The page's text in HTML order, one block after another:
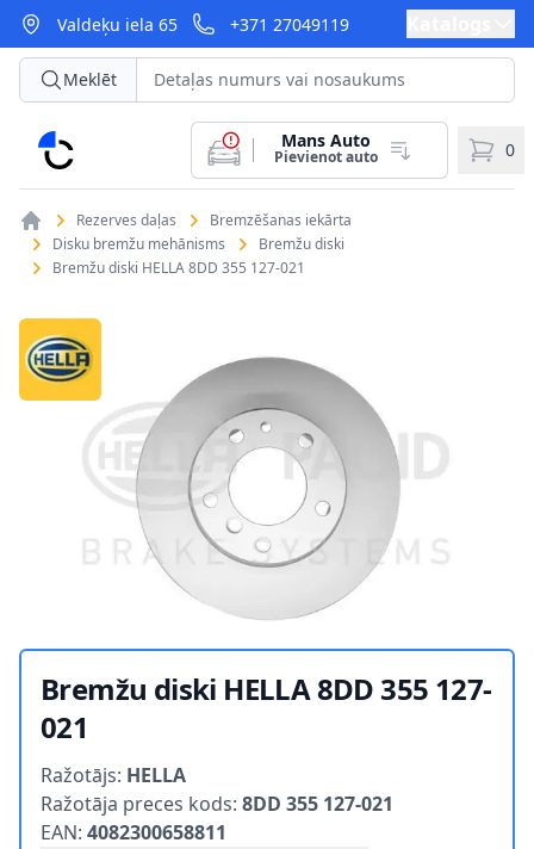
Valdeķu iela 65 +371 27049119
CarParts
Meklēt
Mans Auto
Pievienot auto 0
Rezerves daļas
Bremzēšanas iekārta
Disku bremžu mehānisms
Bremžu diski
Bremžu diski HELLA 8DD 355 127-021
Bremžu diski HELLA 8DD 355 127-
021
Ražotājs: HELLA
Ražotāja preces kods: 8DD 355 127-021
EAN: 4082300658811